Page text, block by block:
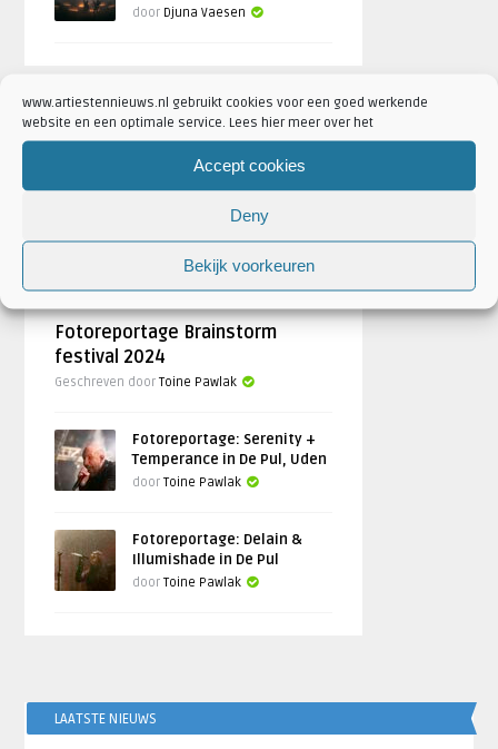
www.artiestennieuws.nl gebruikt cookies voor een goed werkende
website en een optimale service. Lees hier meer over het
Accept cookies
Deny
Bekijk voorkeuren
door Djuna Vaesen
FOTOREPORTAGES
Fotoreportage Brainstorm
festival 2024
Geschreven doorToine Pawlak
Fotoreportage: Serenity +
Temperance in De Pul, Uden
doorToine Pawlak
Fotoreportage: Delain &
Illumishade in De Pul
doorToine Pawlak
LAATSTE NIEUWS